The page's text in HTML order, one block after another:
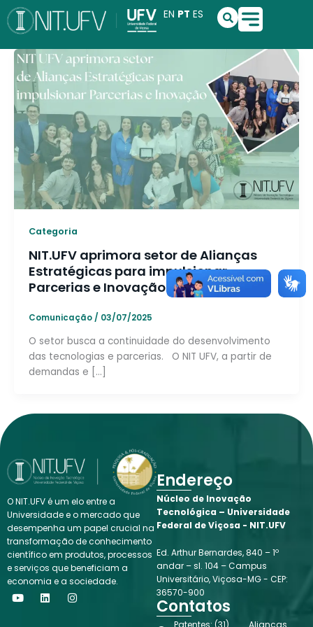
para
conteúdo
EN PT ES S
e
a
c
h
Categoria
NIT.UFV aprimora setor de Alianças
Estratégicas para impulsionar
Parcerias e Inovação
Comunicação / 03/07/2025
O setor busca a continuidade do desenvolvimento
das tecnologias e parcerias. O NIT UFV, a partir de
demandas e […]
O NIT.UFV é um elo entre a
Universidade e o mercado que
desempenha um papel crucial na
transformação de conhecimento
científico em produtos, processos
e serviços que beneficiam a
economia e a sociedade.
Y
o
L
i
I
n
Endereço
Núcleo de Inovação
Tecnológica – Universidade
Federal de Viçosa - NIT.UFV
Ed. Arthur Bernardes, 840 – 1º
andar – sl. 104 – Campus
Universitário, Viçosa-MG - CEP:
36570-900
Contatos